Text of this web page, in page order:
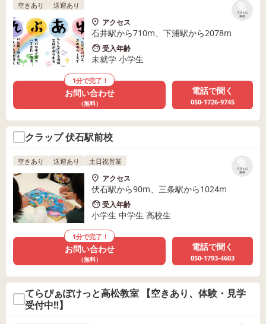
リストに
保存
空きあり 送迎あり
アクセス
石井駅から710m、下浦駅から2078m
受入年齢
未就学 小学生
1分で完了！
お問い合わせ
（無料）
電話で聞く
050-1726-9745
クラップ 伏石駅前校
リストに
保存
空きあり 送迎あり 土日祝営業
アクセス
伏石駅から90m、三条駅から1024m
受入年齢
小学生 中学生 高校生
1分で完了！
お問い合わせ
（無料）
電話で聞く
050-1793-4603
てらぴぁぽけっと高松教室 【空きあり、体験・見学
受付中‼】